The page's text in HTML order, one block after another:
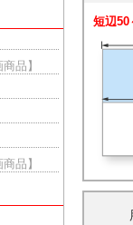
商品】
商品】
短辺50